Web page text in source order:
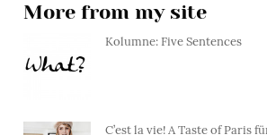
More from my site
Kolumne: Five Sentences
C’est la vie! A Taste of Paris